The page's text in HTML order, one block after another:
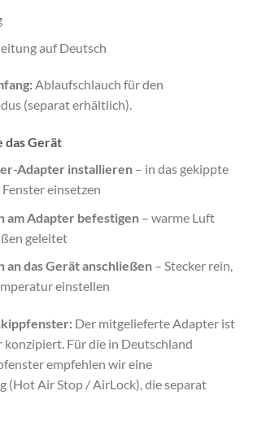
auf Deutsch
Ablaufschlauch für den
(separat erhältlich).
das Gerät
Adapter installieren– in das gekippte
einsetzen
am Adapter befestigen– warme Luft
geleitet
an das Gerät anschließen– Stecker rein,
einstellen
Der mitgelieferte Adapter ist
konzipiert. Für die in Deutschland
empfehlen wir eine
(Hot Air Stop / AirLock), die separat